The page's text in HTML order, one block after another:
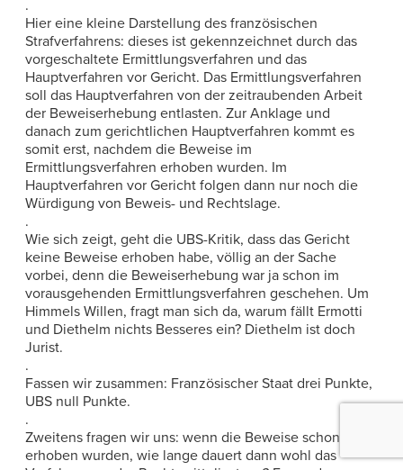
.
Hier eine kleine Darstellung des französischen
Strafverfahrens: dieses ist gekennzeichnet durch das
vorgeschaltete Ermittlungsverfahren und das
Hauptverfahren vor Gericht. Das Ermittlungsverfahren
soll das Hauptverfahren von der zeitraubenden Arbeit
der Beweiserhebung entlasten. Zur Anklage und
danach zum gerichtlichen Hauptverfahren kommt es
somit erst, nachdem die Beweise im
Ermittlungsverfahren erhoben wurden. Im
Hauptverfahren vor Gericht folgen dann nur noch die
Würdigung von Beweis- und Rechtslage.
.
Wie sich zeigt, geht die UBS-Kritik, dass das Gericht
keine Beweise erhoben habe, völlig an der Sache
vorbei, denn die Beweiserhebung war ja schon im
vorausgehenden Ermittlungsverfahren geschehen. Um
Himmels Willen, fragt man sich da, warum fällt Ermotti
und Diethelm nichts Besseres ein? Diethelm ist doch
Jurist.
.
Fassen wir zusammen: Französischer Staat drei Punkte,
UBS null Punkte.
.
Zweitens fragen wir uns: wenn die Beweise schon
erhoben wurden, wie lange dauert dann wohl das